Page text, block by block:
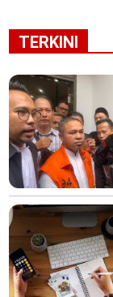
TERKINI